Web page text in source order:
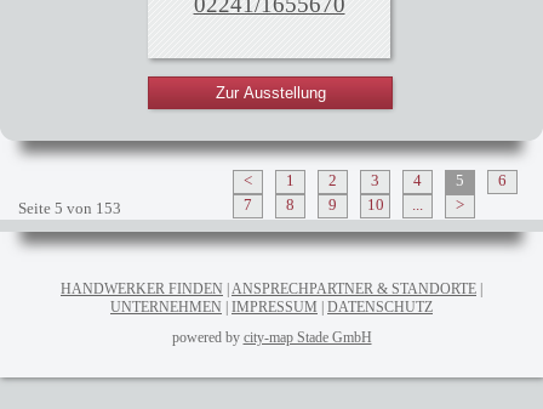
Zur Ausstellung
Seite 5 von 153
< 1 2 3 4 5
6
7
8 9 10 ... >
HANDWERKER FINDEN ANSPRECHPARTNER & STANDORTE
UNTERNEHMEN
IMPRESSUM
DATENSCHUTZ
powered by city-map Stade GmbH